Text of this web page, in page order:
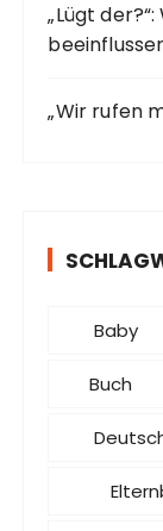
„Lügt
„Wir rufen
Baby
Buch